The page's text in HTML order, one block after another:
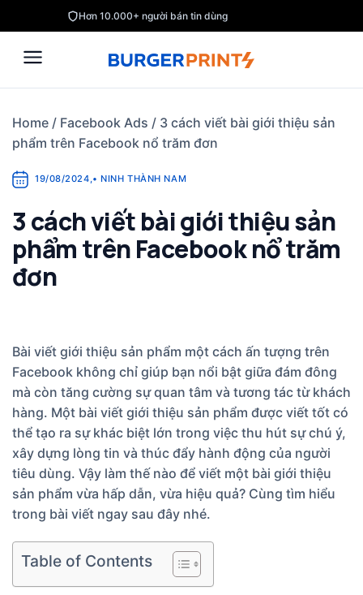
to
content
Hơn 10.000+ người bán tin dùng
Home / Facebook Ads / 3 cách viết bài giới thiệu sản
phẩm trên Facebook nổ trăm đơn
19/08/2024,• NINH THÀNH NAM
3 cách viết bài giới thiệu sản
phẩm trên Facebook nổ trăm
đơn
Bài viết giới thiệu sản phẩm một cách ấn tượng trên
Facebook không chỉ giúp bạn nổi bật giữa đám đông
mà còn tăng cường sự quan tâm và tương tác từ khách
hàng. Một bài viết giới thiệu sản phẩm được viết tốt có
thể tạo ra sự khác biệt lớn trong việc thu hút sự chú ý,
xây dựng lòng tin và thúc đẩy hành động của người
tiêu dùng. Vậy làm thế nào để viết một bài giới thiệu
sản phẩm vừa hấp dẫn, vừa hiệu quả? Cùng tìm hiểu
trong bài viết ngay sau đây nhé.
Table of Contents